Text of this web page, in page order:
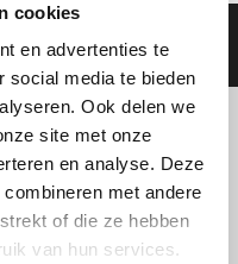
cookies
en advertenties te
social media te bieden
Ook delen we
site met onze
en analyse. Deze
met andere
of die ze hebben
van hun services.
|Privacy Beleid